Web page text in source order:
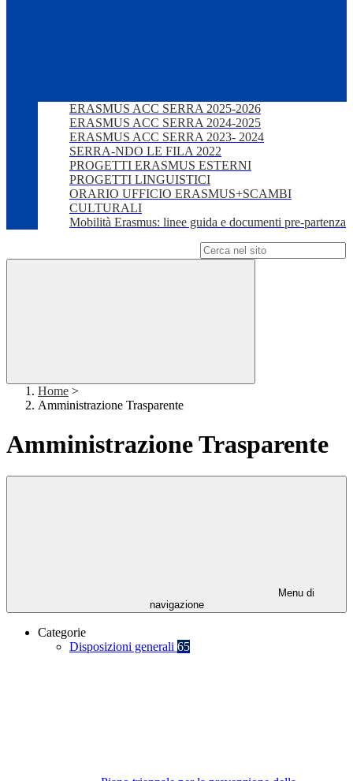
ERASMUS ACC SERRA 2025-2026
ERASMUS ACC SERRA 2024-2025
ERASMUS ACC SERRA 2023- 2024
SERRA-NDO LE FILA 2022
PROGETTI ERASMUS ESTERNI
PROGETTI LINGUISTICI
ORARIO UFFICIO ERASMUS+SCAMBI
CULTURALI
Mobilità Erasmus: linee guida e documenti pre-partenza
Home >
Amministrazione Trasparente
Amministrazione Trasparente
Menu di
navigazione
Categorie
Disposizioni generali 65